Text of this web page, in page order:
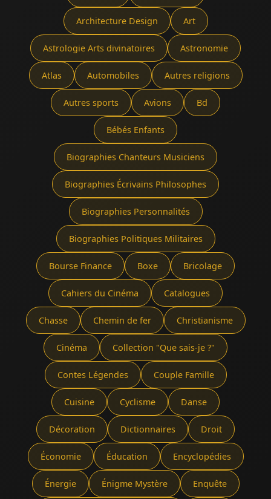
Architecture Design Art
Astrologie Arts divinatoires Astronomie
Atlas Automobiles Autres religions
Autres sports Avions Bd
Bébés Enfants
Biographies Chanteurs Musiciens
Biographies Écrivains Philosophes
Biographies Personnalités
Biographies Politiques Militaires
Bourse Finance Boxe Bricolage
Cahiers du Cinéma Catalogues
Chasse Chemin de fer Christianisme
Cinéma Collection "Que sais-je ?"
Contes Légendes Couple Famille
Cuisine Cyclisme Danse
Décoration Dictionnaires Droit
Économie Éducation Encyclopédies
Énergie Énigme Mystère Enquête